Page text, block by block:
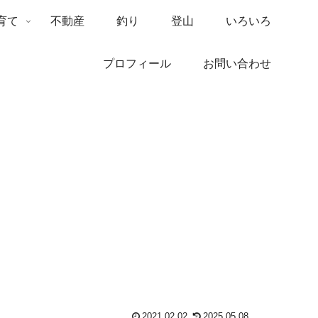
て 不動産 釣り 登山 いろいろ
プロフィール お問い合わせ